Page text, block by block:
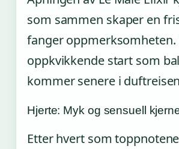
som sammen skaper en
fanger
oppkvikkende start som
kommer senere i
Hjerte: Myk og sensuell
Etter hvert som